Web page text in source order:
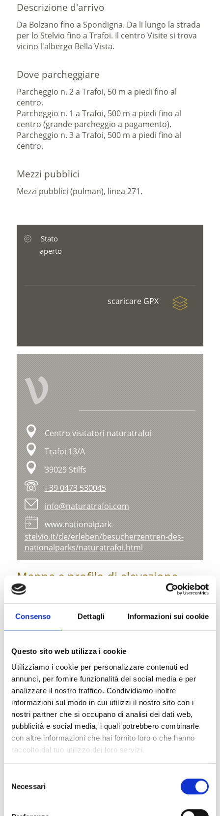
Consenso Dettagli Informazioni sui cookie
Questo sito web utilizza i cookie
Utilizziamo i cookie per personalizzare contenuti ed
annunci, per fornire funzionalità dei social media e per
analizzare il nostro traffico. Condividiamo inoltre
informazioni sul modo in cui utilizzi il nostro sito con i
nostri partner che si occupano di analisi dei dati web,
pubblicità e social media, i quali potrebbero combinarle
con altre informazioni che hai fornito loro o che hanno
raccolto dal tuo utilizzo dei loro servizi.
delNecessari
Descrizione d'arrivo
Da Bolzano fino a Spondigna. Da li lungo la strada
per lo Stelvio fino a Trafoi. Il centro Visite si trova
vicino l'albergo Bella Vista.
Dove parcheggiare
Parcheggio n. 2 a Trafoi, 50 m a piedi fino al
centro.
Parcheggio n. 1 a Trafoi, 500 m a piedi fino al
centro (grande parcheggio a pagamento).
Parcheggio n. 3 a Trafoi, 500 m a piedi fino al
centro.
Mezzi pubblici
Mezzi pubblici (pulman), linea 271.
Stato
aperto
scaricare GPX
V
Centro visitatori naturatrafoi
Trafoi 13/A
39029 Stilfs
+39 0473 530045
info@naturatrafoi.com
www.nationalpark-
stelvio.it/de/erleben/besucherzentren-des-
nationalparks/naturatrafoi.html
Mappa e profilo di elevazione
Impressioni